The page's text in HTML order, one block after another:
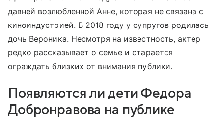
давней возлюбленной Анне, которая не связана с
киноиндустрией. В 2018 году у супругов родилась
дочь Вероника. Несмотря на известность, актер
редко рассказывает о семье и старается
ограждать близких от внимания публики.
Появляются ли дети Федора
Добронравова на публике